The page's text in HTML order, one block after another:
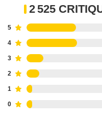
2 525
5
4
3
2
1
0